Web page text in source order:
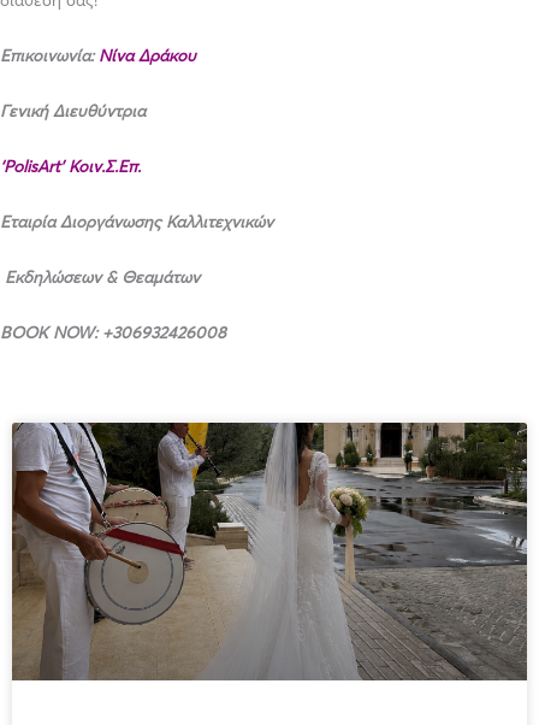
Επικοινωνία:Νίνα Δράκου
Γενική Διευθύντρια
‘PolisArt’ Κοιν.Σ.Επ.
Εταιρία Διοργάνωσης Καλλιτεχνικών
Εκδηλώσεων & Θεαμάτων
BOOK NOW: +306932426008